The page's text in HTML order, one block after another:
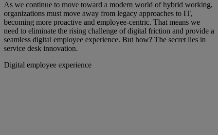
As we continue to move toward a modern world of hybrid working,
organizations must move away from legacy approaches to IT,
becoming more proactive and employee-centric. That means we
need to eliminate the rising challenge of digital friction and provide a
seamless digital employee experience. But how? The secret lies in
service desk innovation.
Digital employee experience